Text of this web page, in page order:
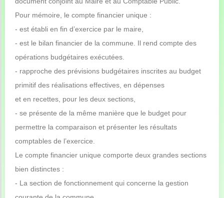
Pour mémoire, le compte financier unique :
- est établi en fin d’exercice par le maire,
- est le bilan financier de la commune. Il rend compte des
opérations budgétaires exécutées.
- rapproche des prévisions budgétaires inscrites au budget
primitif des réalisations effectives, en dépenses
et en recettes, pour les deux sections,
- se présente de la même manière que le budget pour
permettre la comparaison et présenter les résultats
comptables de l’exercice.
Le compte financier unique comporte deux grandes sections
bien distinctes :
- La section de fonctionnement qui concerne la gestion